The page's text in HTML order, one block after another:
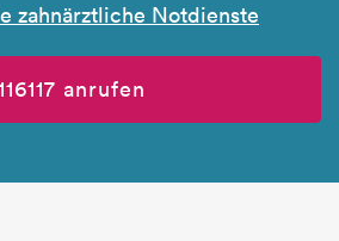
zahnärztliche Notdienste
anrufen